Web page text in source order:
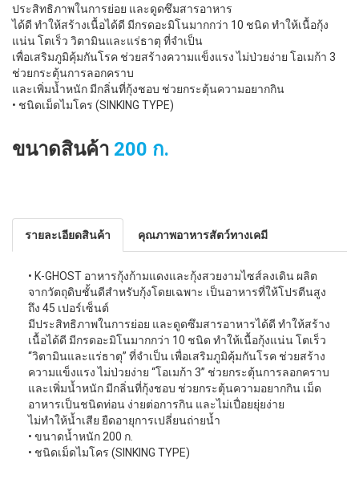
ประสิทธิภาพในการย่อย และดูดซึมสารอาหาร
ได้ดี ทำให้สร้างเนื้อได้ดี มีกรดอะมิโนมากกว่า 10 ชนิด ทำให้เนื้อกุ้ง
แน่น โตเร็ว วิตามินและแร่ธาตุ ที่จำเป็น
เพื่อเสริมภูมิคุ้มกันโรค ช่วยสร้างความแข็งแรง ไม่ป่วยง่าย โอเมก้า 3
ช่วยกระตุ้นการลอกคราบ
และเพิ่มน้ำหนัก มีกลิ่นที่กุ้งชอบ ช่วยกระตุ้นความอยากกิน
• ชนิดเม็ดไมโคร (SINKING TYPE)
ขนาดสินค้า 200 ก.
รายละเอียดสินค้า คุณภาพอาหารสัตว์ทางเคมี
• K-GHOST อาหารกุ้งก้ามแดงและกุ้งสวยงามไซส์ลงเดิน ผลิต
จากวัตถุดิบชั้นดีสำหรับกุ้งโดยเฉพาะ เป็นอาหารที่ให้โปรตีนสูง
ถึง 45 เปอร์เซ็นต์
มีประสิทธิภาพในการย่อย และดูดซึมสารอาหารได้ดี ทำให้สร้าง
เนื้อได้ดี มีกรดอะมิโนมากกว่า 10 ชนิด ทำให้เนื้อกุ้งแน่น โตเร็ว
“วิตามินและแร่ธาตุ” ที่จำเป็น เพื่อเสริมภูมิคุ้มกันโรค ช่วยสร้าง
ความแข็งแรง ไม่ป่วยง่าย “โอเมก้า 3” ช่วยกระตุ้นการลอกคราบ
และเพิ่มน้ำหนัก มีกลิ่นที่กุ้งชอบ ช่วยกระตุ้นความอยากกิน เม็ด
อาหารเป็นชนิดท่อน ง่ายต่อการกิน และไม่เปื่อยยุ่ยง่าย
ไม่ทำให้น้ำเสีย ยืดอายุการเปลี่ยนถ่ายนํ้า
• ขนาดนํ้าหนัก 200 ก.
• ชนิดเม็ดไมโคร (SINKING TYPE)